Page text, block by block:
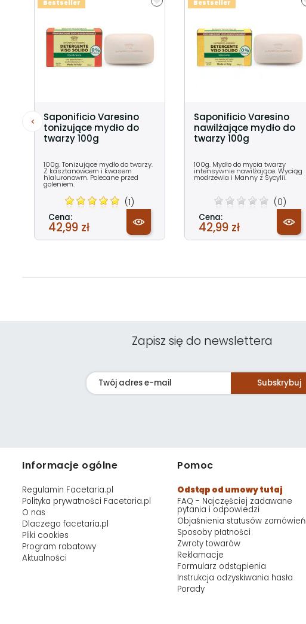
Saponificio Varesino
tonizujące mydło do
twarzy 100g
100g. Tonizujące mydło do twarzy.
Z kasztanowcem i kwasem
hialuronowm. Polecane przed
goleniem.
(1)
Cena:
42,99 zł
Bestseller
Saponificio Varesino
nawilżające mydło do
twarzy 100g
100g. Mydło do mycia twarzy
intensywnie nawilżające. Wyciąg
modrzewia i Manny z Sycylii.
(0)
Cena:
42,99 zł
Bestseller
Zapisz się do newslettera
Subskrybuj
Informacje ogólne
Regulamin Facetaria.pl
Polityka prywatności Facetaria.pl
O nas
Dlaczego facetaria.pl
Pliki cookies
Program rabatowy
Aktualności
Pomoc
Odstąp od umowy tutaj
FAQ - Najczęściej zadawane
pytania i odpowiedzi
Objaśnienia statusów zamówień
Sposoby płatności
Zwroty towarów
Reklamacje
Formularz odstąpienia
Instrukcja odzyskiwania hasła
Porady